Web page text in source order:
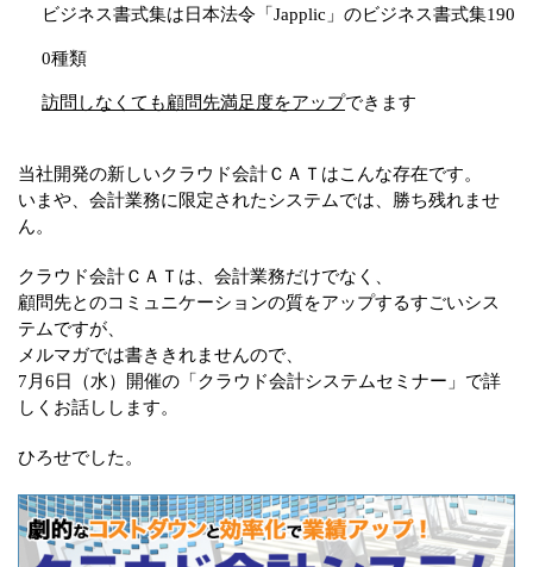
ビジネス書式集は日本法令「Japplic」のビジネス書式集190
0種類
訪問しなくても顧問先満足度をアップできます
当社開発の新しいクラウド会計ＣＡＴはこんな存在です。
いまや、会計業務に限定されたシステムでは、勝ち残れませ
ん。
クラウド会計ＣＡＴは、会計業務だけでなく、
顧問先とのコミュニケーションの質をアップするすごいシス
テムですが、
メルマガでは書ききれませんので、
7月6日（水）開催の「クラウド会計システムセミナー」で詳
しくお話しします。
ひろせでした。